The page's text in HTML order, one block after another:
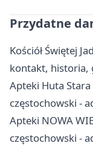
Przydatne
Kościół Świętej
kontakt, historia,
Apteki Huta
częstochowski -
Apteki NOWA
częstochowski -